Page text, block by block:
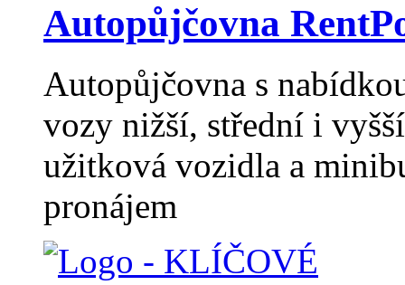
Autopůjčovna
Autopůjčovna s
vozy nižší, střední i
užitková vozidla a
pronájem